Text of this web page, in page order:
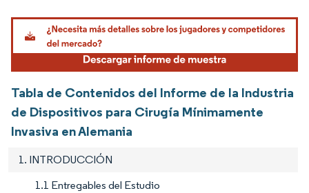
Imagen © Mordor Intelligence. El uso requiere atribución según CC BY 4.0.
Tabla de Contenidos del Informe de la Industria
de Dispositivos para Cirugía Mínimamente
Invasiva en Alemania
1. INTRODUCCIÓN
1.1 Entregables del Estudio